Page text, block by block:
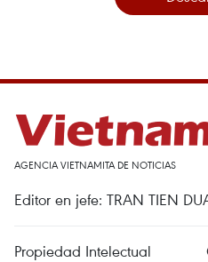
AGENCIA VIETNAMITA DE NOTICIAS
Editor en jefe: TRAN TIEN
Propiedad Intelectual